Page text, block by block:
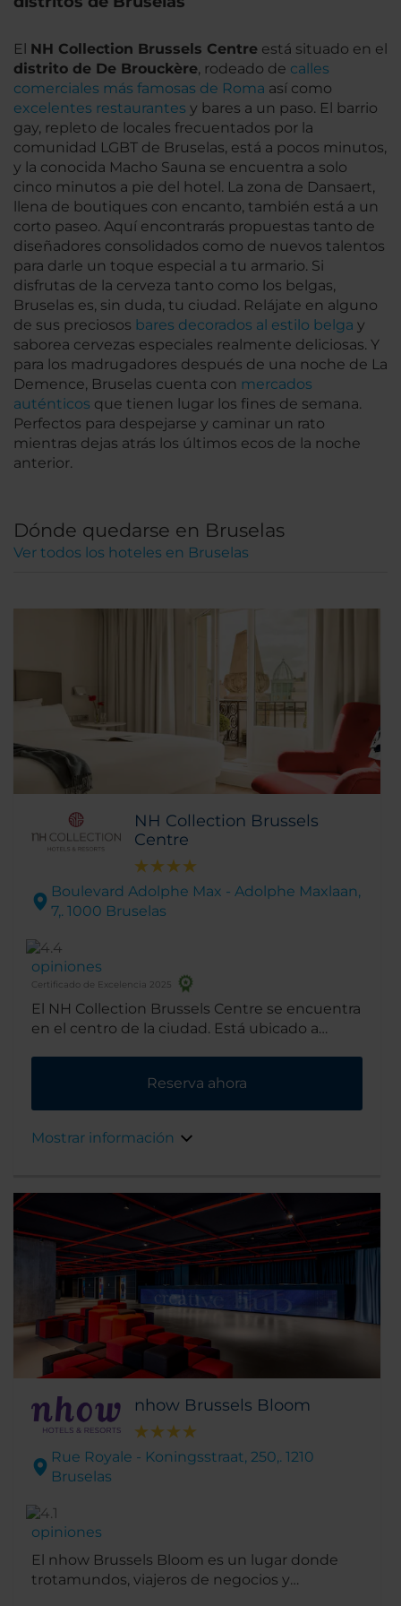
El NH Collection Brussels Centre está situado en el
distrito de De Brouckère, rodeado de calles
comerciales más famosas de Roma así como
excelentes restaurantes y bares a un paso. El barrio
gay, repleto de locales frecuentados por la
comunidad LGBT de Bruselas, está a pocos minutos,
y la conocida Macho Sauna se encuentra a solo
cinco minutos a pie del hotel. La zona de Dansaert,
llena de boutiques con encanto, también está a un
corto paseo. Aquí encontrarás propuestas tanto de
diseñadores consolidados como de nuevos talentos
para darle un toque especial a tu armario. Si
disfrutas de la cerveza tanto como los belgas,
Bruselas es, sin duda, tu ciudad. Relájate en alguno
de sus preciosos bares decorados al estilo belga y
saborea cervezas especiales realmente deliciosas. Y
para los madrugadores después de una noche de La
Demence, Bruselas cuenta con mercados
auténticos que tienen lugar los fines de semana.
Perfectos para despejarse y caminar un rato
mientras dejas atrás los últimos ecos de la noche
anterior.
Dónde quedarse en Bruselas
Ver todos los hoteles en Bruselas
NH Collection Brussels
Centre
Boulevard Adolphe Max - Adolphe Maxlaan,
7,. 1000 Bruselas
opiniones
Certificado de Excelencia 2025
El NH Collection Brussels Centre se encuentra
en el centro de la ciudad. Está ubicado a
construido en la década de 1920 y mantiene
varios detalles de época.
Reserva ahora
Mostrar información
nhow Brussels Bloom
Rue Royale - Koningsstraat, 250,. 1210
Bruselas
opiniones
El nhow Brussels Bloom es un lugar donde
trotamundos, viajeros de negocios y